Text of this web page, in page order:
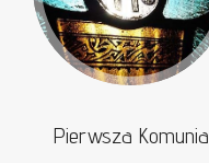
Pierwsza Komunia